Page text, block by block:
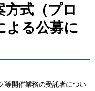
方式（プロ
よる公募に
等開催業務の受託者につい